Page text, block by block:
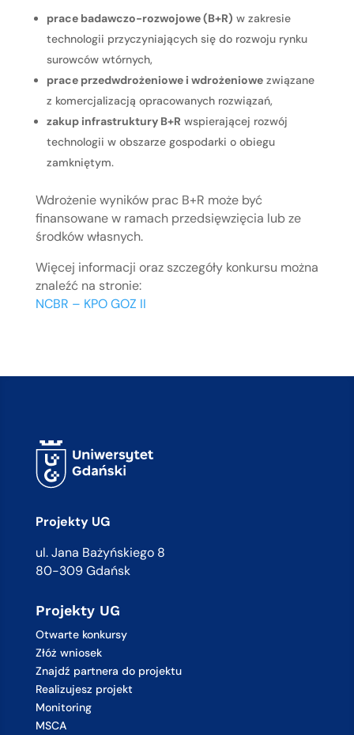
prace badawczo-rozwojowe (B+R) w zakresie
technologii przyczyniających się do rozwoju rynku
surowców wtórnych,
prace przedwdrożeniowe i wdrożeniowezwiązane
z komercjalizacją opracowanych rozwiązań,
zakup infrastruktury B+R wspierającej rozwój
technologii w obszarze gospodarki o obiegu
zamkniętym.
Wdrożenie wyników prac B+R może być
finansowane w ramach przedsięwzięcia lub ze
środków własnych.
Więcej informacji oraz szczegóły konkursu można
znaleźć na stronie:
NCBR – KPO GOZ II
Projekty UG
ul. Jana Bażyńskiego 8
80-309 Gdańsk
Projekty UG
Otwarte konkursy
Złóż wniosek
Znajdź partnera do projektu
Realizujesz projekt
Monitoring
MSCA